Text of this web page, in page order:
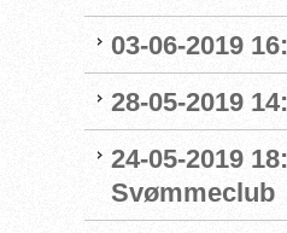
03-06-2019
28-05-2019
24-05-2019
Svømmeclub